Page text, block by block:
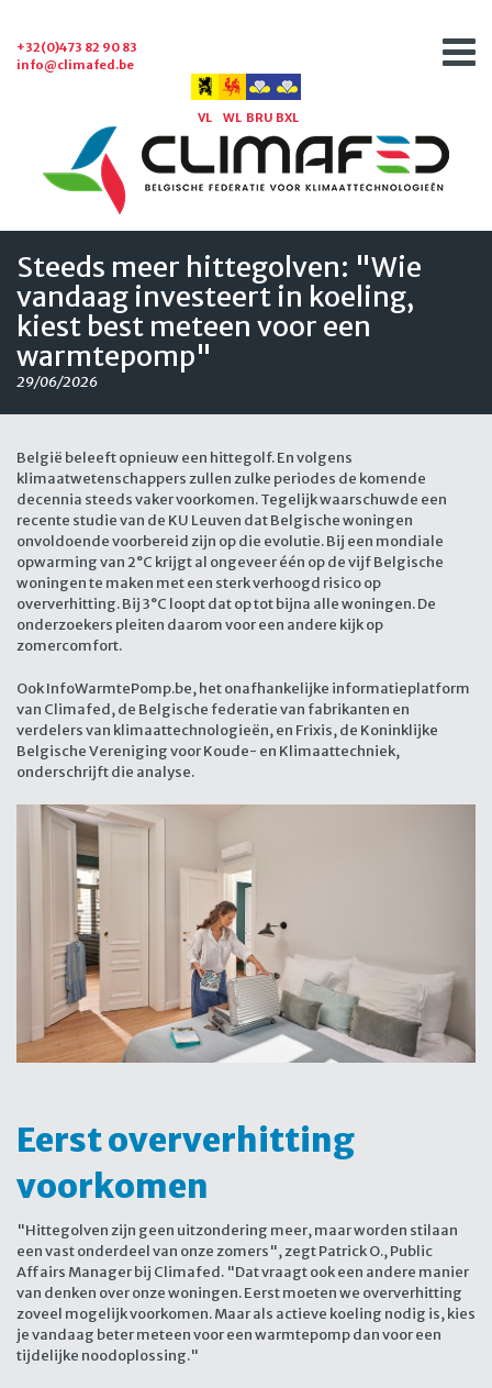
+32(0)473 82 90 83
info@climafed.be
VL WL BRU BXL
Steeds meer hittegolven: "Wie
vandaag investeert in koeling,
kiest best meteen voor een
warmtepomp"
29/06/2026
België beleeft opnieuw een hittegolf. En volgens
klimaatwetenschappers zullen zulke periodes de komende
decennia steeds vaker voorkomen. Tegelijk waarschuwde een
recente studie van de KU Leuven dat Belgische woningen
onvoldoende voorbereid zijn op die evolutie. Bij een mondiale
opwarming van 2°C krijgt al ongeveer één op de vijf Belgische
woningen te maken met een sterk verhoogd risico op
oververhitting. Bij 3°C loopt dat op tot bijna alle woningen. De
onderzoekers pleiten daarom voor een andere kijk op
zomercomfort.
Ook InfoWarmtePomp.be, het onafhankelijke informatieplatform
van Climafed, de Belgische federatie van fabrikanten en
verdelers van klimaattechnologieën, en Frixis, de Koninklijke
Belgische Vereniging voor Koude- en Klimaattechniek,
onderschrijft die analyse.
Eerst oververhitting
voorkomen
"Hittegolven zijn geen uitzondering meer, maar worden stilaan
een vast onderdeel van onze zomers", zegt Patrick O., Public
Affairs Manager bij Climafed. "Dat vraagt ook een andere manier
van denken over onze woningen. Eerst moeten we oververhitting
zoveel mogelijk voorkomen. Maar als actieve koeling nodig is, kies
je vandaag beter meteen voor een warmtepomp dan voor een
tijdelijke noodoplossing."